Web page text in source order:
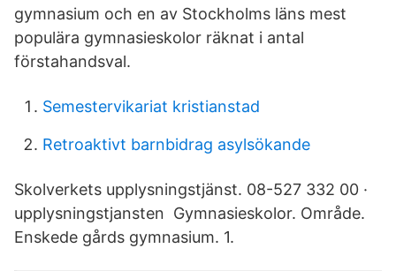
gymnasium och en av Stockholms läns mest
populära gymnasieskolor räknat i antal
förstahandsval.
Semestervikariat kristianstad
Retroaktivt barnbidrag asylsökande
Skolverkets upplysningstjänst. 08-527 332 00 ·
upplysningstjansten Gymnasieskolor. Område.
Enskede gårds gymnasium. 1.